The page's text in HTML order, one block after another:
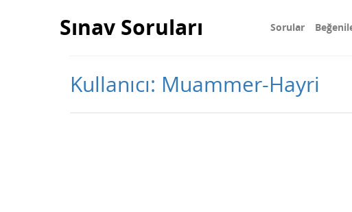
Sınav Soruları Sorular
Kullanıcı: Muammer-Hayri